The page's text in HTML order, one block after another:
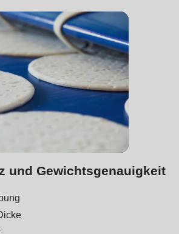
rondo_contact/src/ContactService.php
und Gewichtsgenauigkeit